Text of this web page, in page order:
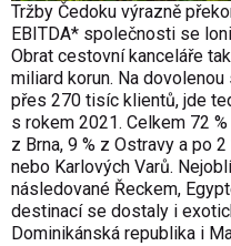
Tržby Čedoku výrazně
EBITDA* společnosti se
Obrat cestovní kanceláře
miliard korun. Na
přes 270 tisíc klientů, jde
s rokem 2021. Celkem 72
z Brna, 9 % z Ostravy a po
nebo Karlových Varů.
následované Řeckem,
destinací se dostaly i
Dominikánská republika i